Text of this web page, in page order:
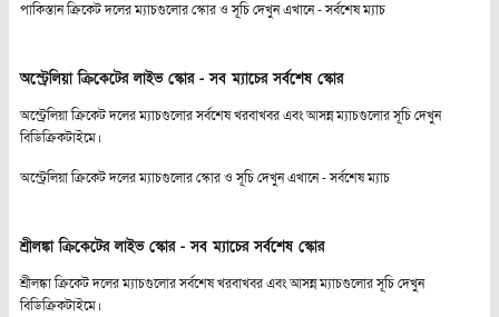
পাকিস্তান ক্রিকেট দলের ম্যাচগুলোর স্কোর ও সূচি দেখুন এখানে -সর্বশেষ ম্যাচ
অস্ট্রেলিয়া ক্রিকেটের লাইভ স্কোর - সব ম্যাচের সর্বশেষ স্কোর
অস্ট্রেলিয়া ক্রিকেট দলের ম্যাচগুলোর সর্বশেষ খরবাখবর এবং আসন্ন ম্যাচগুলোর সূচি দেখুন
বিডিক্রিকটাইমে।
অস্ট্রেলিয়া ক্রিকেট দলের ম্যাচগুলোর স্কোর ও সূচি দেখুন এখানে -সর্বশেষ ম্যাচ
শ্রীলঙ্কা ক্রিকেটের লাইভ স্কোর - সব ম্যাচের সর্বশেষ স্কোর
শ্রীলঙ্কা ক্রিকেট দলের ম্যাচগুলোর সর্বশেষ খরবাখবর এবং আসন্ন ম্যাচগুলোর সূচি দেখুন
বিডিক্রিকটাইমে।